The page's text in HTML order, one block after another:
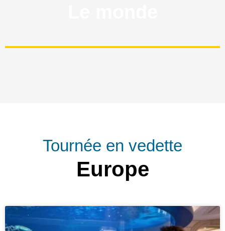
Tournée en vedette
Europe